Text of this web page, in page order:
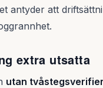
antyder att
extra utsatta
utan